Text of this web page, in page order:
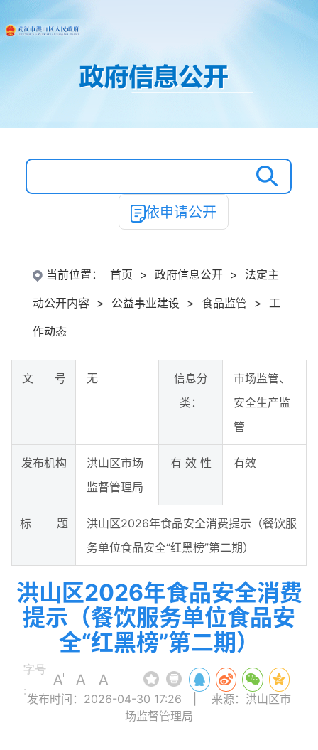
依申请公开
当前位置： 首页 > 政府信息公开 >
法定主
动公开内容 > 公益事业建设 > 食品监管 > 工
作动态
文 号 无
信息分
类：
市场监管、
安全生产监
管
发布机构
洪山区市场
监督管理局
有 效 性 有效
标 题
洪山区2026年食品安全消费提示（餐饮服
务单位食品安全“红黑榜”第二期）
洪山区2026年食品安全消费
提示（餐饮服务单位食品安
全“红黑榜”第二期）
字号
:
|
发布时间：2026-04-30 17:26
来源：洪山区市
场监督管理局